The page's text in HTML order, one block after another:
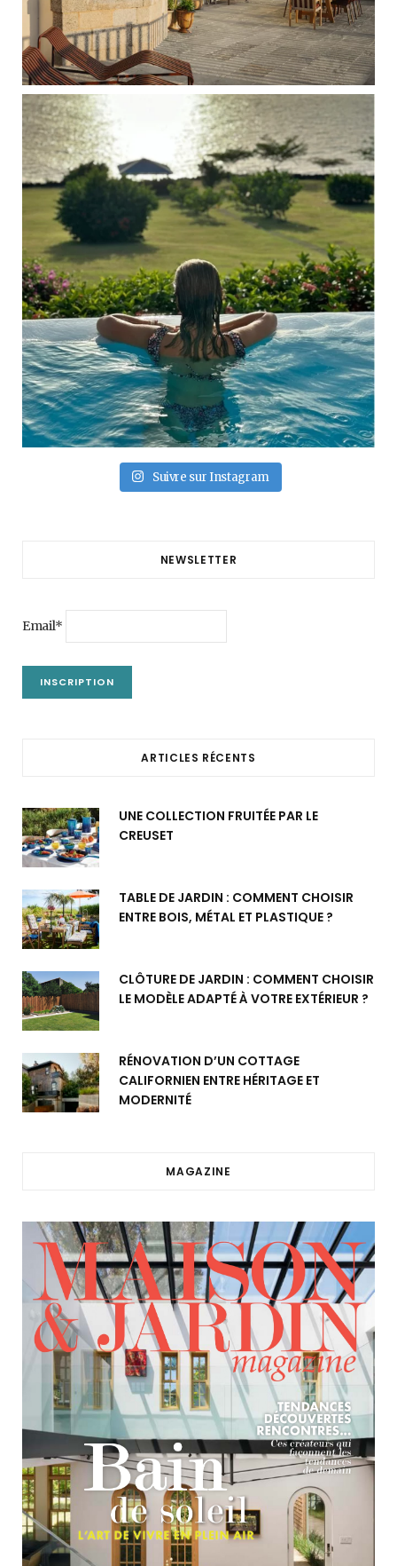
Suivre sur Instagram
NEWSLETTER
Email*
ARTICLES RÉCENTS
UNE COLLECTION FRUITÉE PAR LE
CREUSET
TABLE DE JARDIN : COMMENT CHOISIR
ENTRE BOIS, MÉTAL ET PLASTIQUE ?
CLÔTURE DE JARDIN : COMMENT CHOISIR
LE MODÈLE ADAPTÉ À VOTRE EXTÉRIEUR ?
RÉNOVATION D’UN COTTAGE
CALIFORNIEN ENTRE HÉRITAGE ET
MODERNITÉ
MAGAZINE